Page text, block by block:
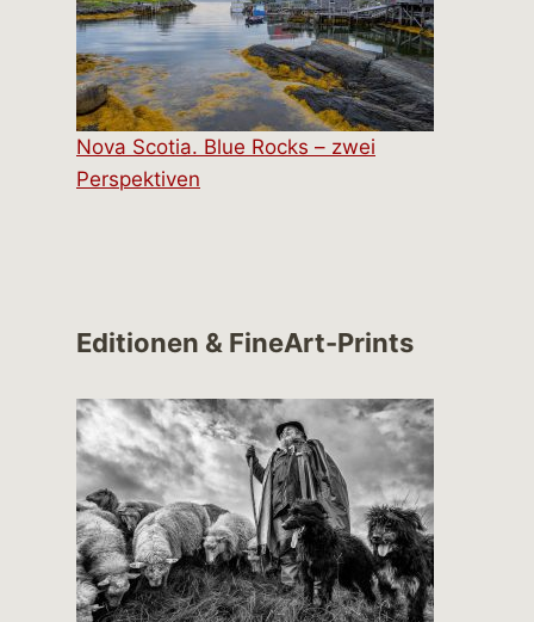
Nova Scotia. Blue Rocks – zwei
Perspektiven
Editionen & FineArt-Prints